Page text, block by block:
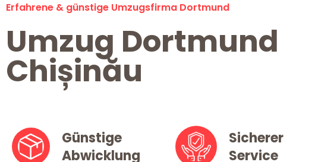
Erfahrene & günstige Umzugsfirma Dortmund
Umzug Dortmund
Chișinău
Günstige
Abwicklung
Sicherer
Service